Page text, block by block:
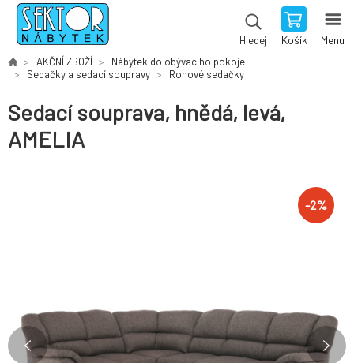
Hledej Košík Menu
AKČNÍ ZBOŽÍ
Nábytek do obývacího pokoje
Sedačky a sedací soupravy
Rohové sedačky
Sedací souprava, hnědá, levá,
AMELIA
-2%